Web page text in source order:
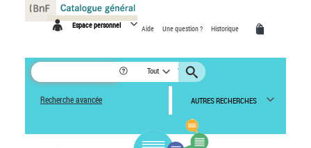
Espace personnel Aide Une question ? Historique
Tout
Recherche avancée AUTRES RECHERCHES
Panneau de gestion des cookies